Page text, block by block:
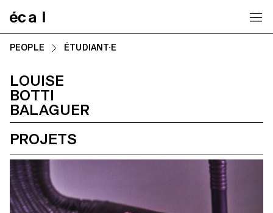
PEOPLE ÉTUDIANT·E
LOUISE
BOTTI
BALAGUER
PROJETS